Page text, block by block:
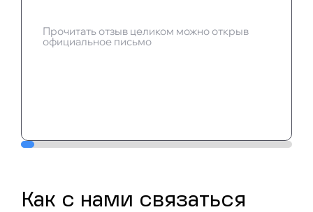
Прочитать отзыв целиком можно открыв
официальное письмо
Как c нами связаться